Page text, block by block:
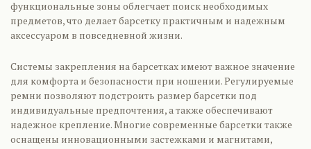
функциональные зоны облегчает поиск необходимых
предметов, что делает барсетку практичным и надежным
аксессуаром в повседневной жизни.
Системы закрепления на барсетках имеют важное значение
для комфорта и безопасности при ношении. Регулируемые
ремни позволяют подстроить размер барсетки под
индивидуальные предпочтения, а также обеспечивают
надежное крепление. Многие современные барсетки также
оснащены инновационными застежками и магнитами,